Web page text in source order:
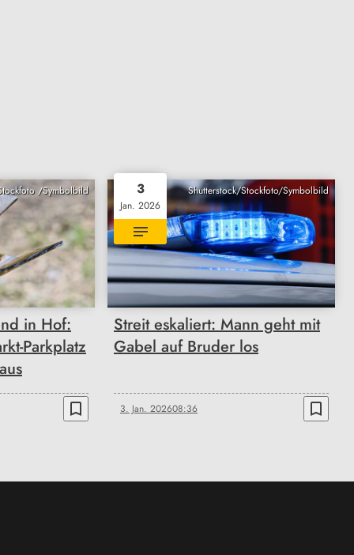
/Symbolbild
in Hof:
Parkplatz
bookmark_border
Shutterstock/Stockfoto/Symbolbild
3
Jan. 2026
Streit eskaliert: Mann geht mit
Gabel auf Bruder los
3. Jan. 202608:36 bookmark_border